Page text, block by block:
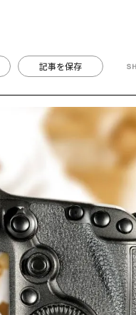
記事を保存